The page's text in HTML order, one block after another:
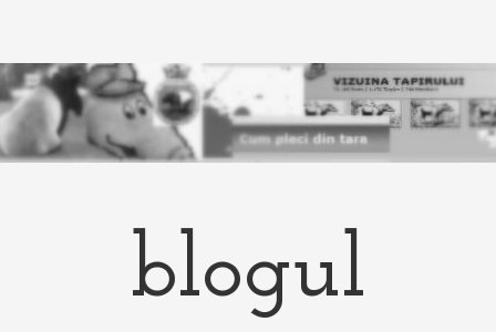
blogul